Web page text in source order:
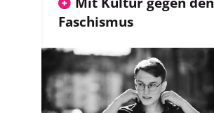
Faschismus